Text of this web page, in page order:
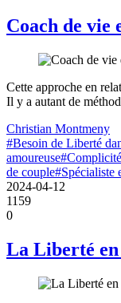
Coach de vie
Cette approche en
Il y a autant de
Christian Montmeny
#Besoin de Liberté
amoureuse
de couple#Spécialiste
2024-04-12
1159
0
La Liberté